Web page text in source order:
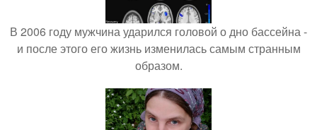
В 2006 году мужчина ударился головой о дно бассейна -
и после этого его жизнь изменилась самым странным
образом.